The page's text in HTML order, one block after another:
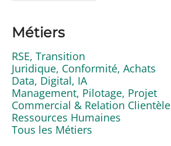
Métiers
RSE, Transition
Juridique, Conformité, Achats
Data, Digital, IA
Management, Pilotage, Projet
Commercial & Relation Clientèle
Ressources Humaines
Tous les Métiers